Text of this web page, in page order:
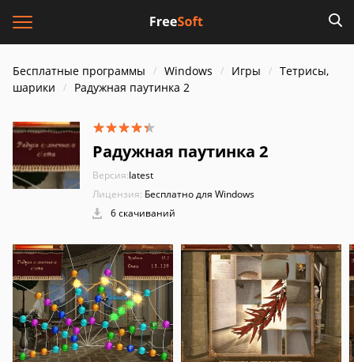
Бесплатные программы Windows Игры
Тетрисы,
шарики
Радужная паутинка 2
Радужная паутинка 2
Версия:latest
Лицензия: Бесплатно для Windows
6 скачиваний